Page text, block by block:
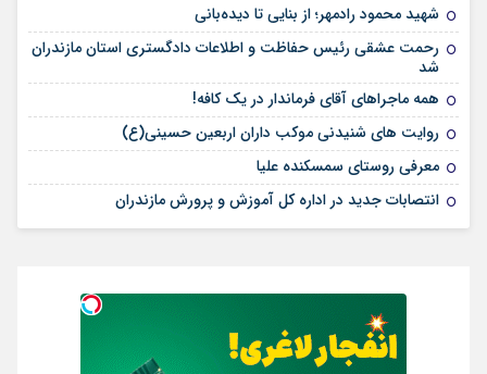
شهید محمود رادمهر؛ از بنایی تا دیده‌بانی
رحمت عشقی رئیس حفاظت و اطلاعات دادگستری استان مازندران
شد
همه ماجراهای آقای فرماندار در یک کافه!
روایت های شنیدنی موکب داران اربعین حسینی(ع)
معرفی روستای سمسکنده علیا
انتصابات جدید در اداره کل آموزش و پرورش مازندران